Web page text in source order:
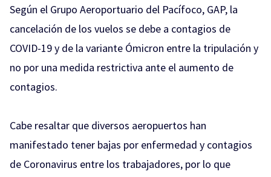
Según el Grupo Aeroportuario del Pacífoco, GAP, la
cancelación de los vuelos se debe a contagios de
COVID-19 y de la variante Ómicron entre la tripulación y
no por una medida restrictiva ante el aumento de
contagios.
Cabe resaltar que diversos aeropuertos han
manifestado tener bajas por enfermedad y contagios
de Coronavirus entre los trabajadores, por lo que